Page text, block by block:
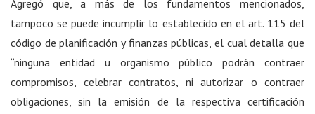
Agregó que, a más de los fundamentos mencionados,
tampoco se puede incumplir lo establecido en el art. 115 del
código de planificación y finanzas públicas, el cual detalla que
“ninguna entidad u organismo público podrán contraer
compromisos, celebrar contratos, ni autorizar o contraer
obligaciones, sin la emisión de la respectiva certificación